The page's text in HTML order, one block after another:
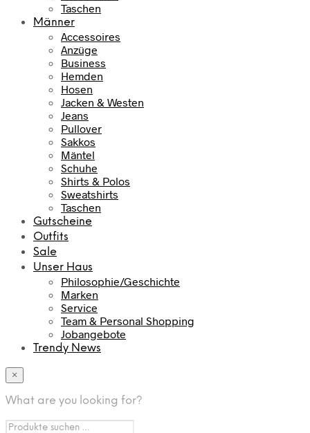
Taschen
Männer
Accessoires
Anzüge
Business
Hemden
Hosen
Jacken & Westen
Jeans
Pullover
Sakkos
Mäntel
Schuhe
Shirts & Polos
Sweatshirts
Taschen
Gutscheine
Outfits
Sale
Unser Haus
Philosophie/Geschichte
Marken
Service
Team & Personal Shopping
Jobangebote
Trendy News
×
What are you looking for?